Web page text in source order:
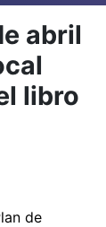
abril
libro
de